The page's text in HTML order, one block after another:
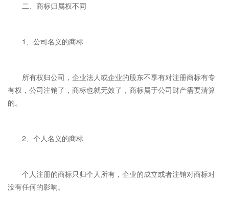
二、商标归属权不同
1、公司名义的商标
所有权归公司，企业法人或企业的股东不享有对注册商标有专
有权，公司注销了，商标也就无效了，商标属于公司财产需要清算
的。
2、个人名义的商标
个人注册的商标只归个人所有，企业的成立或者注销对商标对
没有任何的影响。